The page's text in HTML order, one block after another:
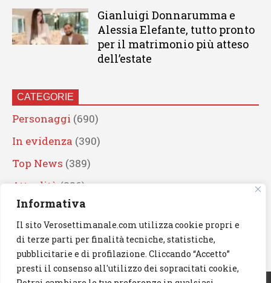
Informativa
Il sito Verosettimanale.com utilizza cookie propri e
di terze parti per finalità tecniche, statistiche,
pubblicitarie e di profilazione. Cliccando “Accetto”
presti il consenso all'utilizzo dei sopracitati cookie,
Gianluigi Donnarumma e
Alessia Elefante, tutto pronto
per il matrimonio più atteso
dell’estate
CATEGORIE
Personaggi (690)
In evidenza (390)
Top News (389)
Attualità (336)
Eventi(330)
Artisti (241)
News(239)